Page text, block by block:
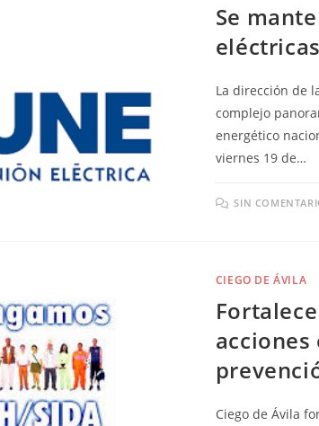
Se
La dirección de
complejo
energético
viernes 19 de…
SIN
CIEGO DE ÁVILA
acciones
Ciego de Ávila